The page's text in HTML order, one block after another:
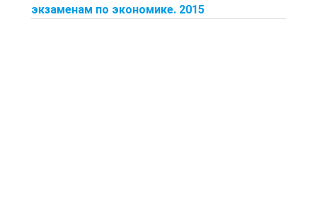
экзаменам по экономике. 2015